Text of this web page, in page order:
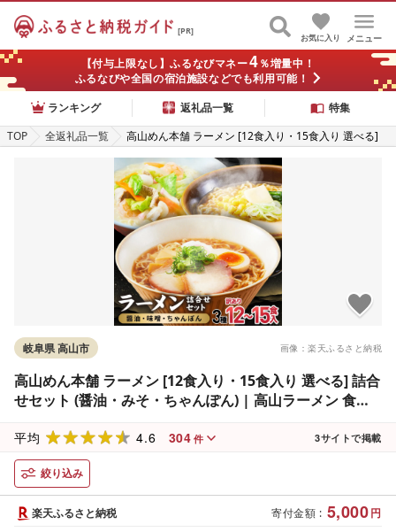
[PR]
メニュー
お気に入り
【付与上限なし】ふるなびマネー4％増量中！
ふるなびや全国の宿泊施設などでも利用可能！
ランキング
返礼品一覧
特集
TOP
全返礼品一覧
高山めん本舗 ラーメン [12食入り・15食入り 選べる]
詰合せセット (醤油・みそ・ちゃんぽん) | 高山ラーメ
ン 食べ比べ スープ付き ちぢれ麺 人気 ランキング 500
0円 細麺 飛騨高山 高山めん本舗 JM002MP
画像：楽天ふるさと納税
岐阜県 高山市
高山めん本舗 ラーメン [12食入り・15食入り 選べる] 詰合
せセット (醤油・みそ・ちゃんぽん) | 高山ラーメン 食べ
騨高山 高山めん本舗 JM002MP
平均 4.6 304 件 3サイトで掲載
絞り込み
寄付金額 : 5,000円
楽天ふるさと納税